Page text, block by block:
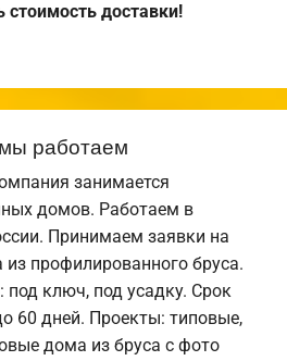
стоимость доставки!
работаем
занимается
домов. Работаем в
Принимаем заявки на
профилированного бруса.
под ключ, под усадку. Срок
60 дней. Проекты: типовые,
дома из бруса с фото